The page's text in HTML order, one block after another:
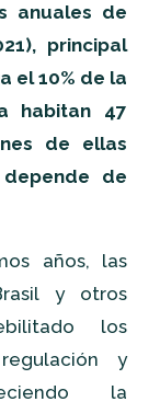
anuales de
principal
el 10% de la
habitan 47
de ellas
depende de
años, las
y otros
los
y
la